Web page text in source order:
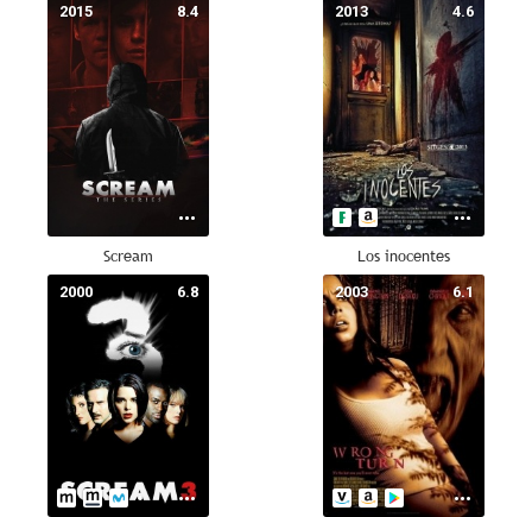
8.4
2015
Scream
4.6
2013
Los inocentes
6.8
2000 6.1
2003